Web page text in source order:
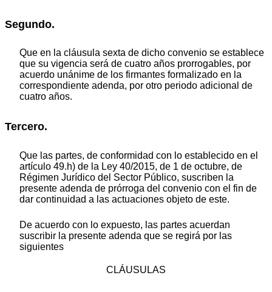
Segundo.
Que en la cláusula sexta de dicho convenio se establece
que su vigencia será de cuatro años prorrogables, por
acuerdo unánime de los firmantes formalizado en la
correspondiente adenda, por otro periodo adicional de
cuatro años.
Tercero.
Que las partes, de conformidad con lo establecido en el
artículo 49.h) de la Ley 40/2015, de 1 de octubre, de
Régimen Jurídico del Sector Público, suscriben la
presente adenda de prórroga del convenio con el fin de
dar continuidad a las actuaciones objeto de este.
De acuerdo con lo expuesto, las partes acuerdan
suscribir la presente adenda que se regirá por las
siguientes
CLÁUSULAS